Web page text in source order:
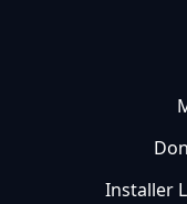
Installer